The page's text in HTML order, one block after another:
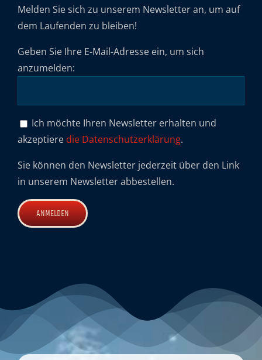
Melden Sie sich zu unserem Newsletter an, um auf
dem Laufenden zu bleiben!
Geben Sie Ihre E-Mail-Adresse ein, um sich
anzumelden:
Ich möchte Ihren Newsletter erhalten und
akzeptiere die Datenschutzerklärung.
Sie können den Newsletter jederzeit über den Link
in unserem Newsletter abbestellen.